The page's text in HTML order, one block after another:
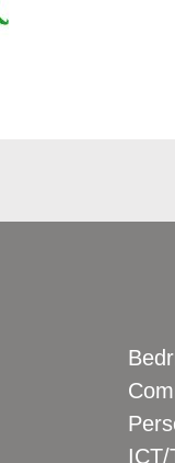
ICT/